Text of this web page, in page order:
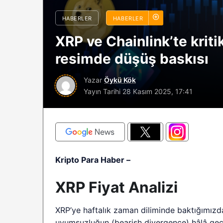
HABERLER HABERLER
XRP ve Chainlink’te
resimde düşüş baskısı
Yazar Öykü Kök
Yayın Tarihi 28 Kasım 2025, 17:41
Kripto Para Haber –
XRP Fiyat Analizi
XRP’ye haftalık zaman diliminde
sürüyor:
2026 BTC çöküşü
sınırlı kalabilir?